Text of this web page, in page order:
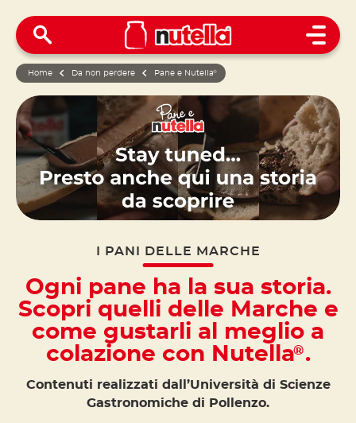
Open
Home Da non perdere Pane e Nutella®
I PANI DELLE MARCHE
Ogni pane ha la sua storia.
Scopri quelli delle Marche e
come gustarli al meglio a
colazione con Nutella®.
Contenuti realizzati dall’Università di Scienze
Gastronomiche di Pollenzo.